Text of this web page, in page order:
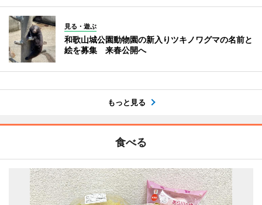
見る・遊ぶ
和歌山城公園動物園の新入りツキノワグマの名前と
絵を募集 来春公開へ
もっと見る
食べる